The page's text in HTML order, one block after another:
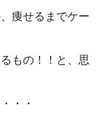
痩せるまでケー
もの！！と、思
・・・